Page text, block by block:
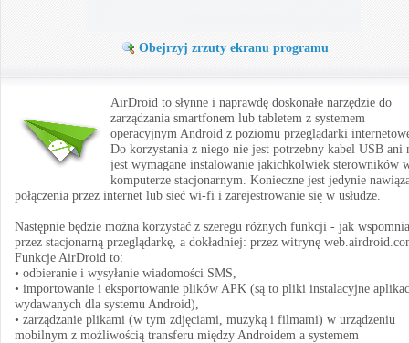
Obejrzyj zrzuty ekranu programu
AirDroid to słynne i naprawdę doskonałe narzędzie do
zarządzania smartfonem lub tabletem z systemem
operacyjnym Android z poziomu przeglądarki
Do korzystania z niego nie jest potrzebny kabel USB ani
jest wymagane instalowanie jakichkolwiek sterowników
komputerze stacjonarnym. Konieczne jest jedynie
połączenia przez internet lub sieć wi-fi i zarejestrowanie się w usłudze.
Następnie będzie można korzystać z szeregu różnych funkcji - jak
przez stacjonarną przeglądarkę, a dokładniej: przez witrynę
Funkcje AirDroid to:
• odbieranie i wysyłanie wiadomości SMS,
• importowanie i eksportowanie plików APK (są to pliki instalacyjne
wydawanych dla systemu Android),
• zarządzanie plikami (w tym zdjęciami, muzyką i filmami) w urządzeniu
mobilnym z możliwością transferu między Androidem a systemem